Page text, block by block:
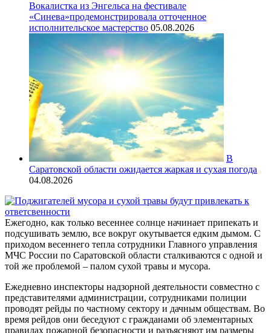
Вокалистка из Энгельса на фестивале
«Синева»продемонстрировала отточенное
исполнительское мастерство 05.08.2026
В
Саратовской области ожидается жаркая и сухая погода
04.08.2026
Ежегодно, как только весеннее солнце начинает припекать и
подсушивать землю, все вокруг окутывается едким дымом. С
приходом весеннего тепла сотрудники Главного управления
МЧС России по Саратовской области сталкиваются с одной и
той же проблемой – палом сухой травы и мусора.
Ежедневно инспекторы надзорной деятельности совместно с
представителями администрации, сотрудниками полиции
проводят рейды по частному сектору и дачным обществам. Во
время рейдов они беседуют с гражданами об элементарных
правилах пожарной безопасности и разъясняют им размеры